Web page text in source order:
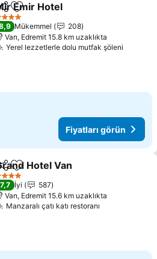
Favorilerime ekle
Emir Hotel
Mükemmel
208
Van, Edremit 15.8 km uzaklıkta
Yerel lezzetlerle dolu mutfak şöleni
Fiyatları görün
Favorilerime ekle
Hotel Van
7,7 İyi
587
Van, Edremit 15.6 km uzaklıkta
Manzaralı çatı katı restoranı